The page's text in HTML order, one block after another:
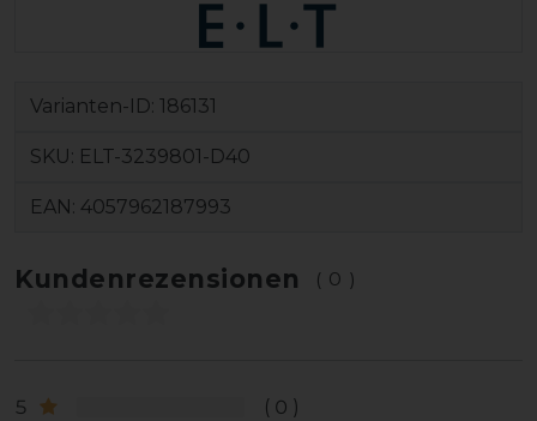
Varianten-ID: 186131
SKU: ELT-3239801-D40
EAN: 4057962187993
Kundenrezensionen (0)
5
0